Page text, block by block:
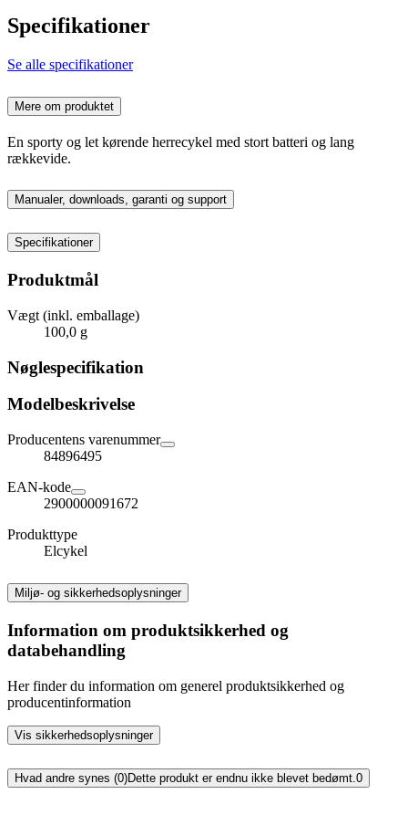
Specifikationer
Se alle specifikationer
Mere om produktet
En sporty og let kørende herrecykel med stort batteri og lang
rækkevide.
Manualer, downloads, garanti og support
Specifikationer
Produktmål
Vægt (inkl. emballage)
100,0 g
Nøglespecifikation
Modelbeskrivelse
Producentens varenummer
84896495
EAN-kode
2900000091672
Produkttype
Elcykel
Miljø- og sikkerhedsoplysninger
Information om produktsikkerhed og
databehandling
Her finder du information om generel produktsikkerhed og
producentinformation
Vis sikkerhedsoplysninger
Hvad andre synes (0)Dette produkt er endnu ikke blevet bedømt. 0